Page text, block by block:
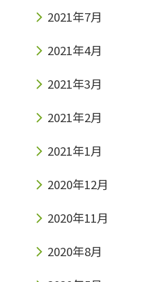
2021年7月
2021年4月
2021年3月
2021年2月
2021年1月
2020年12月
2020年11月
2020年8月